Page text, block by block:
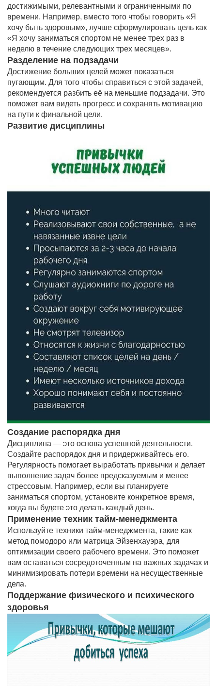
достижимыми, релевантными и ограниченными по
времени. Например, вместо того чтобы говорить «Я
хочу быть здоровым», лучше сформулировать цель как
«Я хочу заниматься спортом не менее трех раз в
неделю в течение следующих трех месяцев».
Разделение на подзадачи
Достижение больших целей может показаться
пугающим. Для того чтобы справиться с этой задачей,
рекомендуется разбить её на меньшие подзадачи. Это
поможет вам видеть прогресс и сохранять мотивацию
на пути к финальной цели.
Развитие дисциплины
Создание распорядка дня
Дисциплина — это основа успешной деятельности.
Создайте распорядок дня и придерживайтесь его.
Регулярность помогает выработать привычки и делает
выполнение задач более предсказуемым и менее
стрессовым. Например, если вы планируете
заниматься спортом, установите конкретное время,
когда вы будете это делать каждый день.
Применение техник тайм-менеджмента
Используйте техники тайм-менеджмента, такие как
метод помодоро или матрица Эйзенхауэра, для
оптимизации своего рабочего времени. Это поможет
вам оставаться сосредоточенным на важных задачах и
минимизировать потери времени на несущественные
дела.
Поддержание физического и психического
здоровья